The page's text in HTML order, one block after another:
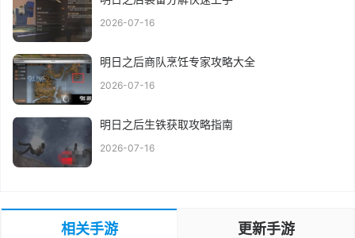
2026-07-16
明日之后商队烹饪专家攻略大全
2026-07-16
明日之后生铁获取攻略指南
2026-07-16
相关手游 更新手游